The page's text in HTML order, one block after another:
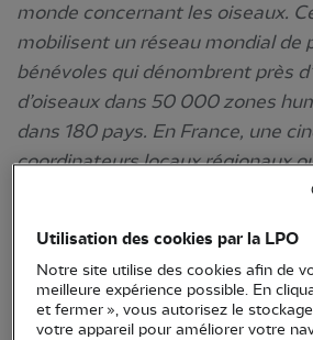
monde concernant les oiseaux.
mobilisent un réseau mondial de
bénévoles qui dénombrent près
d’oiseaux dans 50 000 zones
dans 180 pays. En France, une
coordinateurs locaux régionaux
est chargée de mobiliser plus de
500 différentes zones humides.
En Côte-d'Or, toutes les zones
différents secteurs sont
Utilisation des cookies par la LPO
Notre site utilise des cookies afin de
meilleure expérience possible. En
et fermer », vous autorisez le
votre appareil pour améliorer votre